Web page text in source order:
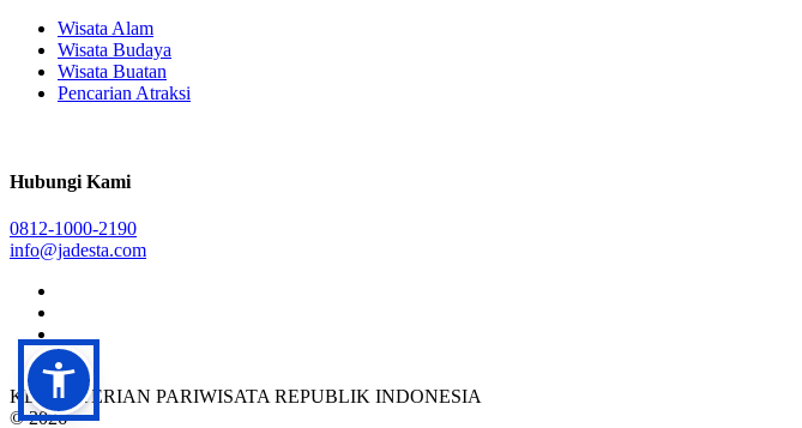
Wisata Alam
Wisata Budaya
Wisata Buatan
Pencarian Atraksi
Hubungi Kami
0812-1000-2190
info@jadesta.com
KEMENTERIAN PARIWISATA REPUBLIK INDONESIA
© 2026